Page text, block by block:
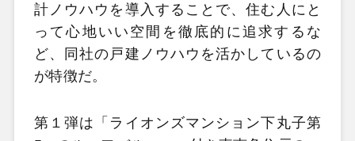
計ノウハウを導入することで、住む人にと
って心地いい空間を徹底的に追求するな
ど、同社の戸建ノウハウを活かしているの
が特徴だ。
第１弾は「ライオンズマンション下丸子第